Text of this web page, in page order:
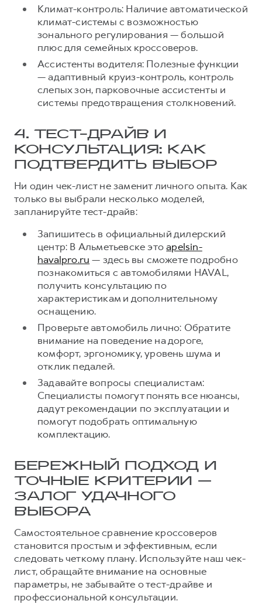
Климат-контроль: Наличие автоматической
климат-системы с возможностью
зонального регулирования — большой
плюс для семейных кроссоверов.
Ассистенты водителя: Полезные функции
— адаптивный круиз-контроль, контроль
слепых зон, парковочные ассистенты и
системы предотвращения столкновений.
4. ТЕСТ-ДРАЙВ И
КОНСУЛЬТАЦИЯ: КАК
ПОДТВЕРДИТЬ ВЫБОР
Ни один чек-лист не заменит личного опыта. Как
только вы выбрали несколько моделей,
запланируйте тест-драйв:
Запишитесь в официальный дилерский
центр: В Альметьевске этоapelsin-
havalpro.ru — здесь вы сможете подробно
познакомиться с автомобилями HAVAL,
получить консультацию по
характеристикам и дополнительному
оснащению.
Проверьте автомобиль лично: Обратите
внимание на поведение на дороге,
комфорт, эргономику, уровень шума и
отклик педалей.
Задавайте вопросы специалистам:
Специалисты помогут понять все нюансы,
дадут рекомендации по эксплуатации и
помогут подобрать оптимальную
комплектацию.
БЕРЕЖНЫЙ ПОДХОД И
ТОЧНЫЕ КРИТЕРИИ —
ЗАЛОГ УДАЧНОГО
ВЫБОРА
Самостоятельное сравнение кроссоверов
становится простым и эффективным, если
следовать четкому плану. Используйте наш чек-
лист, обращайте внимание на основные
параметры, не забывайте о тест-драйве и
профессиональной консультации.